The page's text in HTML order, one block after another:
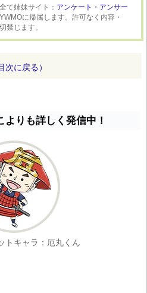
て姉妹サイト： アンケート・アンサー
に帰属します。許可なく内容・
禁じます。
次に戻る）
りも詳しく発信中！
トキャラ：厄丸くん